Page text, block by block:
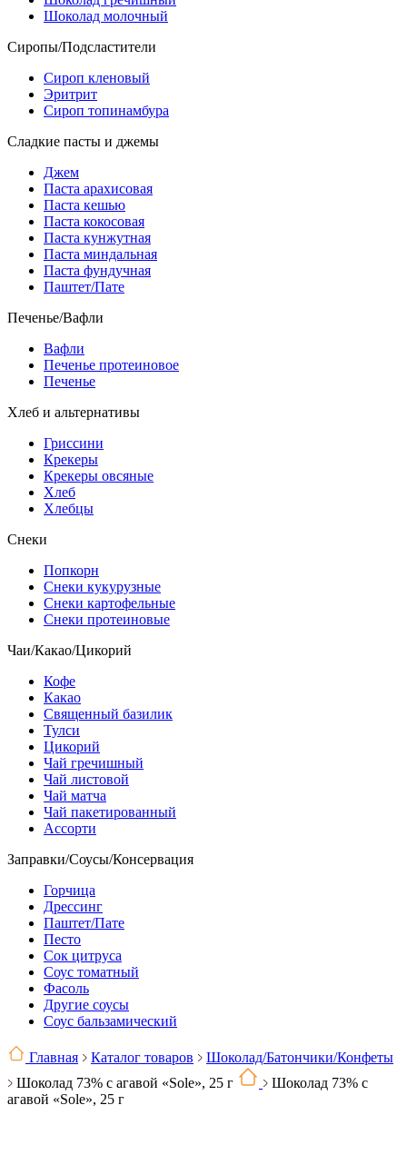
Шоколад молочный
Сиропы/Подсластители
Сироп кленовый
Эритрит
Сироп топинамбура
Сладкие пасты и джемы
Джем
Паста арахисовая
Паста кешью
Паста кокосовая
Паста кунжутная
Паста миндальная
Паста фундучная
Паштет/Пате
Печенье/Вафли
Вафли
Печенье протеиновое
Печенье
Хлеб и альтернативы
Гриссини
Крекеры
Крекеры овсяные
Хлеб
Хлебцы
Снеки
Попкорн
Снеки кукурузные
Снеки картофельные
Снеки протеиновые
Чаи/Какао/Цикорий
Кофе
Какао
Священный базилик
Тулси
Цикорий
Чай гречишный
Чай листовой
Чай матча
Чай пакетированный
Ассорти
Заправки/Соусы/Консервация
Горчица
Дрессинг
Паштет/Пате
Песто
Сок цитруса
Соус томатный
Фасоль
Другие соусы
Соус бальзамический
Главная Каталог товаров
Шоколад/Батончики/Конфеты
Шоколад 73% с агавой «Sole», 25 г
Шоколад 73% с
агавой «Sole», 25 г